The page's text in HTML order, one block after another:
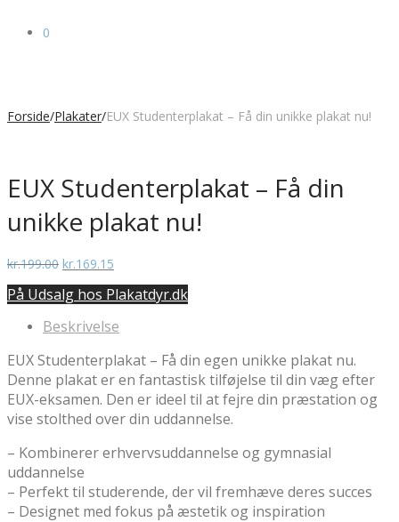
0
Forside/Plakater/EUX Studenterplakat – Få din unikke plakat nu!
EUX Studenterplakat – Få din
unikke plakat nu!
kr.199.00 Den
pris
kr.199.00.
kr.169.15
pris
kr.169.15.
På Udsalg hos Plakatdyr.dk
Beskrivelse
EUX Studenterplakat – Få din egen unikke plakat nu.
Denne plakat er en fantastisk tilføjelse til din væg efter
EUX-eksamen. Den er ideel til at fejre din præstation og
vise stolthed over din uddannelse.
– Kombinerer erhvervsuddannelse og gymnasial
uddannelse
– Perfekt til studerende, der vil fremhæve deres succes
– Designet med fokus på æstetik og inspiration